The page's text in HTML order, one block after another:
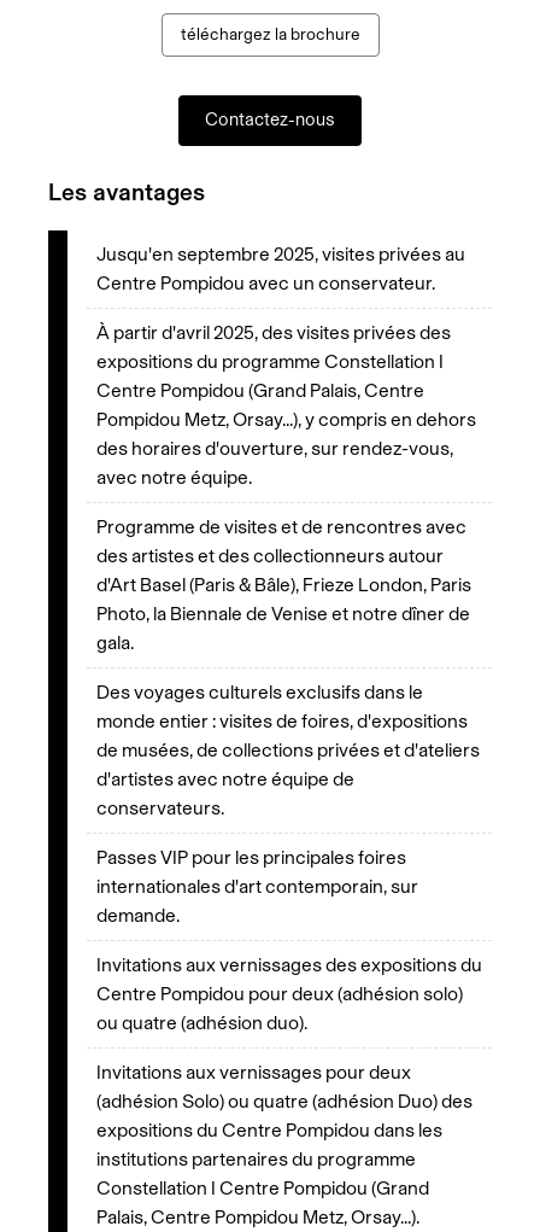
téléchargez la brochure
Contactez-nous
Les avantages
Jusqu'en septembre 2025, visites privées au
Centre Pompidou avec un conservateur.
À partir d'avril 2025, des visites privées des
expositions du programme Constellation I
Centre Pompidou (Grand Palais, Centre
Pompidou Metz, Orsay...), y compris en dehors
des horaires d'ouverture, sur rendez-vous,
avec notre équipe.
Programme de visites et de rencontres avec
des artistes et des collectionneurs autour
d'Art Basel (Paris & Bâle), Frieze London, Paris
Photo, la Biennale de Venise et notre dîner de
gala.
Des voyages culturels exclusifs dans le
monde entier : visites de foires, d'expositions
de musées, de collections privées et d'ateliers
d'artistes avec notre équipe de
conservateurs.
Passes VIP pour les principales foires
internationales d'art contemporain, sur
demande.
Invitations aux vernissages des expositions du
Centre Pompidou pour deux (adhésion solo)
ou quatre (adhésion duo).
Invitations aux vernissages pour deux
(adhésion Solo) ou quatre (adhésion Duo) des
expositions du Centre Pompidou dans les
institutions partenaires du programme
Constellation I Centre Pompidou (Grand
Palais, Centre Pompidou Metz, Orsay...).